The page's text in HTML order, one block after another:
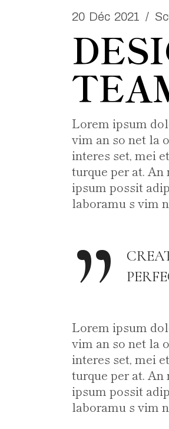
20 Déc 2021
Lorem ipsum
vim an so net la
interes set, mei
turque per at.
ipsum possit
laboramu s vim
Lorem ipsum
vim an so net la
interes set, mei
turque per at.
ipsum possit
laboramu s vim